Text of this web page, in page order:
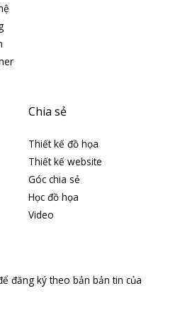
Chia sẻ
Thiết kế đồ họa
Thiết kế website
Góc chia sẻ
Học đồ họa
Video
đăng ký theo bản bản tin của